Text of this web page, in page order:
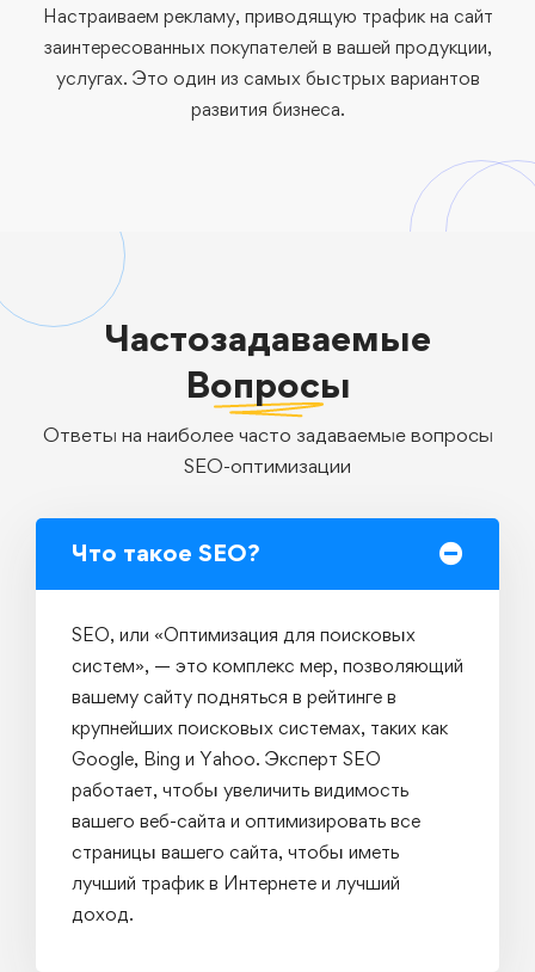
Настраиваем рекламу, приводящую трафик на сайт
заинтересованных покупателей в вашей продукции,
услугах. Это один из самых быстрых вариантов
развития бизнеса.
Частозадаваемые
Вопросы
Ответы на наиболее часто задаваемые вопросы
SEO-оптимизации
Что такое SEO?
SEO, или «Оптимизация для поисковых
систем», — это комплекс мер, позволяющий
вашему сайту подняться в рейтинге в
крупнейших поисковых системах, таких как
Google, Bing и Yahoo. Эксперт SEO
работает, чтобы увеличить видимость
вашего веб-сайта и оптимизировать все
страницы вашего сайта, чтобы иметь
лучший трафик в Интернете и лучший
доход.